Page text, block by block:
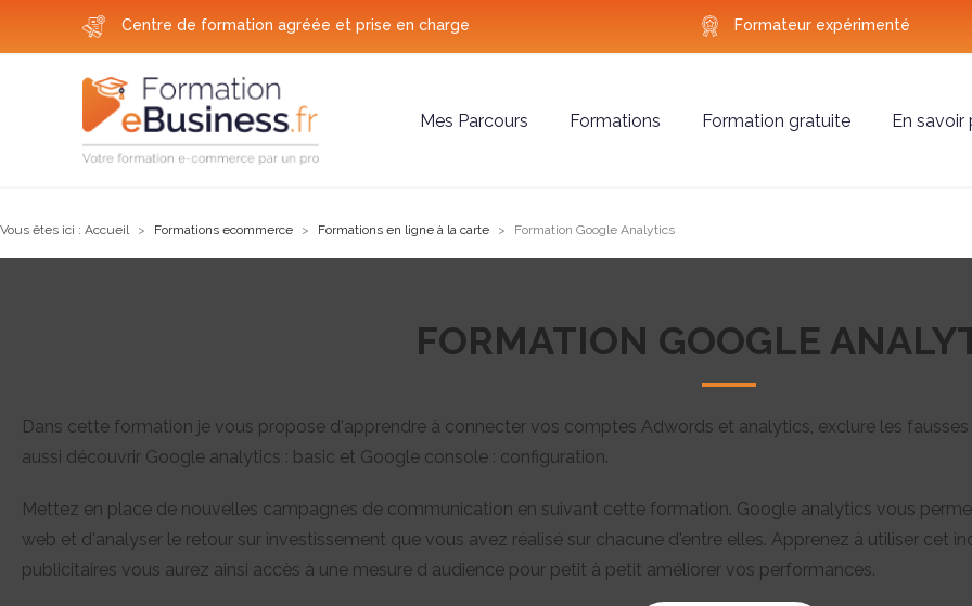
Centre de formation agréée et prise en charge Formateur expérimenté
Mes Parcours Formations Formation gratuite En savoir
Vous êtes ici : Accueil Formations ecommerce Formations en ligne à la carte Formation Google Analytics
FORMATION GOOGLE
Dans cette formation je vous propose d'apprendre à connecter vos comptes Adwords et analytics, exclure les
aussi découvrir Google analytics : basic et Google console : configuration.
Mettez en place de nouvelles campagnes de communication en suivant cette formation. Google analytics vous
web et d'analyser le retour sur investissement que vous avez réalisé sur chacune d'entre elles. Apprenez à utiliser cet
publicitaires vous aurez ainsi accès à une mesure d audience pour petit à petit améliorer vos performances.